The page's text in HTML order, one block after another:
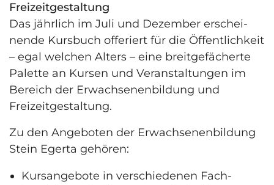
Freizeitgestaltung
Das jährlich im Juli und Dezember erschei-
nende Kursbuch offeriert für die Öffentlichkeit
– egal welchen Alters – eine breitgefächerte
Palette an Kursen und Veranstaltungen im
Bereich der Erwachsenenbildung und
Freizeitgestaltung.
Zu den Angeboten der Erwachsenenbildung
Stein Egerta gehören:
Kursangebote in verschiedenen Fach­